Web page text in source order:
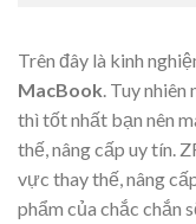
Trên đây là kinh
MacBook. Tuy
thì tốt nhất bạn nên
thế, nâng cấp uy tín.
vực thay thế, nâng
phẩm của chắc chắn